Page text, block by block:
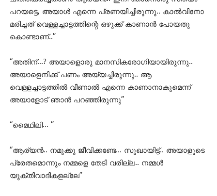
പറയട്ടെ, അയാൾ എന്നെ പ്രണയിച്ചിരുന്നു.. കാൽവിനോ
മരിച്ചത് വെള്ളച്ചാട്ടത്തിന്റെ ഒഴുക്ക് കാണാൻ പോയതു
കൊണ്ടാണ്..”
“അതിന്…? അയാളൊരു മാനസികരോഗിയായിരുന്നു..
അയാളെനിക്ക് പണം അയ്യച്ചിരുന്നു.. ആ
വെള്ളച്ചാട്ടത്തിൽ വീണാൽ എന്നെ കാണാനാകുമെന്ന്
അയാളോട് ഞാൻ പറഞ്ഞിരുന്നു”
“മെെഥിലി… ”
“ആര്യൻ.. നമുക്കു ജീവിക്കണ്ടേ… സുഖായിട്ട്.. അയാളുടെ
പ്രേതമൊന്നും നമ്മളെ തേടി വരില്ല.. നമ്മൾ
യുക്തിവാദികളല്ലേ”